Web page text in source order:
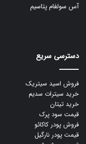
آس سولفام پتاسیم
دسترسی سریع
فروش اسید سیتریک
خرید سیترات سدیم
خرید تیتان
قیمت سود پرک
فروش پودر کاکائو
قیمت پودر نارگیل